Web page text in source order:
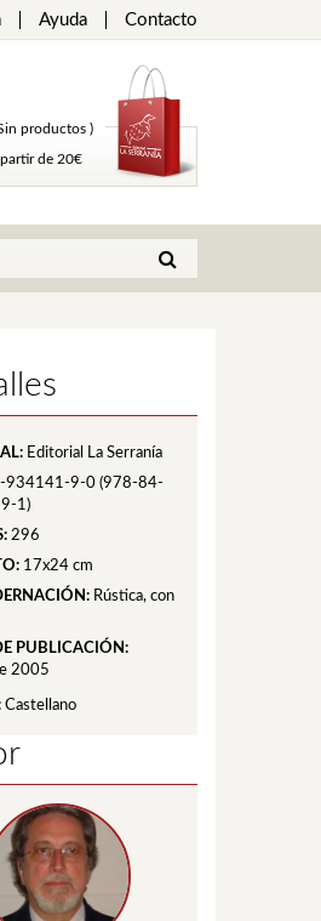
Ayuda Contacto
productos )
de 20€
Editorial La Serranía
934141-9-0 (978-84-
1)
296
17x24 cm
Rústica, con
PUBLICACIÓN:
2005
Castellano